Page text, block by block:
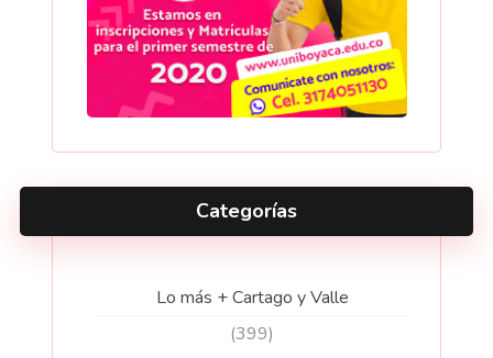
Categorías
Lo más + Cartago y Valle
(399)